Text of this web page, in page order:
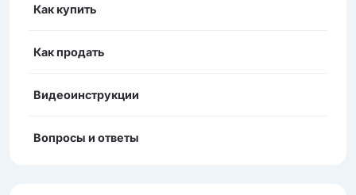
Как купить
Как продать
Видеоинструкции
Вопросы и ответы